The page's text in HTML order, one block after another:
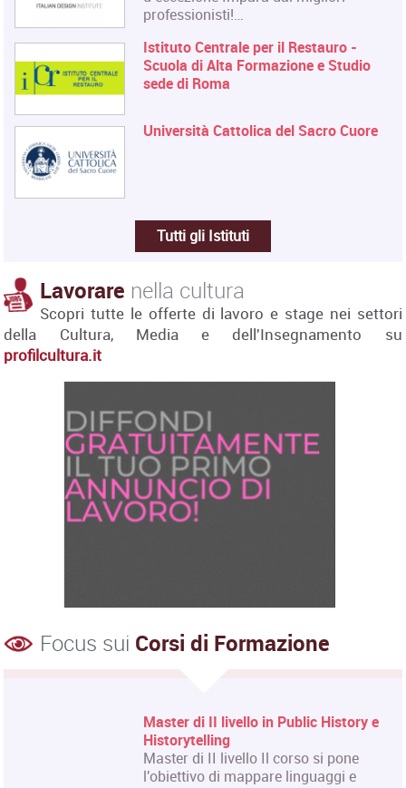
professionisti!…
Istituto Centrale per il Restauro -
Scuola di Alta Formazione e Studio
sede di Roma
Università Cattolica del Sacro Cuore
Tutti gli Istituti
Lavorare nella cultura
Scopri tutte le offerte di lavoro e stage nei settori
della Cultura, Media e dell'Insegnamento su
profilcultura.it
Focus sui Corsi di Formazione
Corso Fashion Design
Diploma Accademico di Primo Livello
- Laurea Triennale in Fashion Design,
titolo…